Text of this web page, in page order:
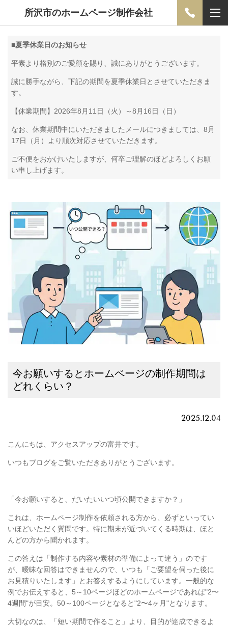
所沢市のホームページ制作会社
■夏季休業日のお知らせ
平素より格別のご愛顧を賜り、誠にありがとうございます。
誠に勝手ながら、下記の期間を夏季休業日とさせていただきま
す。
【休業期間】2026年8月11日（火）～8月16日（日）
なお、休業期間中にいただきましたメールにつきましては、8月
17日（月）より順次対応させていただきます。
ご不便をおかけいたしますが、何卒ご理解のほどよろしくお願
い申し上げます。
今お願いするとホームページの制作期間は
どれくらい？
2025.12.04
こんにちは、アクセスアップの富井です。
いつもブログをご覧いただきありがとうございます。
「今お願いすると、だいたいいつ頃公開できますか？」
これは、ホームページ制作を依頼される方から、必ずといってい
いほどいただく質問です。特に期末が近づいてくる時期は、ほと
んどの方から聞かれます。
この答えは「制作する内容や素材の準備によって違う」のです
が、曖昧な回答はできませんので、いつも「ご要望を伺った後に
お見積りいたします」とお答えするようにしています。一般的な
例でお伝えすると、5～10ページほどのホームページであれば"2〜
4週間"が目安。50～100ページとなると"2〜4ヶ月"となります。
大切なのは、「短い期間で作ること」より、目的が達成できるよ